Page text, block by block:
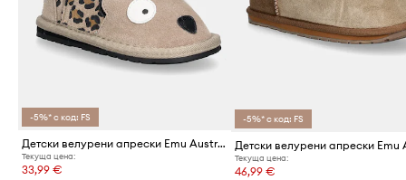
-5%* с код: FS
Детски велурени апрески Emu Australia Cheetah Walker
Текуща цена:
33,99 €
-5%* с код: FS
Текуща цена:
46,99 €